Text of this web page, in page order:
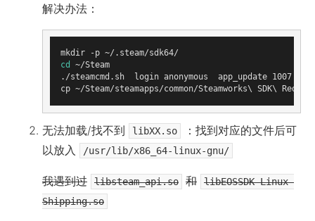
解决办法：
cd
~/Steam
./steamcmd.sh  login anonymous  app_update 1007
无法加载/找不到 libXX.so
：找到对应的文件后可
以放入
/usr/lib/x86_64-linux-gnu/
我遇到过 libsteam_api.so 和
libEOSSDK-Linux-
Shipping.so